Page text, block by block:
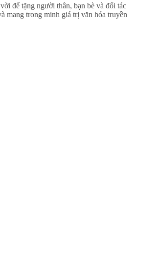
để tặng người thân, bạn bè và đối tác
mang trong minh giá trị văn hóa truyền